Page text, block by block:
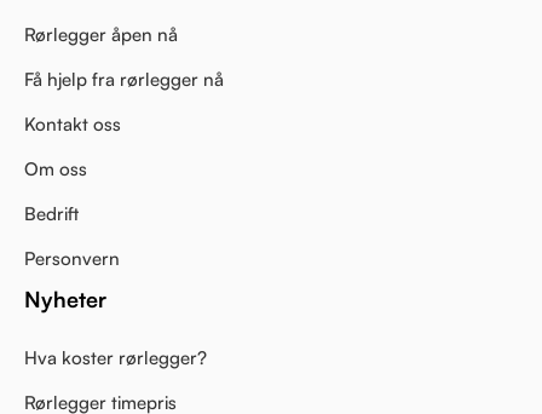
Rørlegger åpen nå
Få hjelp fra rørlegger nå
Kontakt oss
Om oss
Bedrift
Personvern
Nyheter
Hva koster rørlegger?
Rørlegger timepris